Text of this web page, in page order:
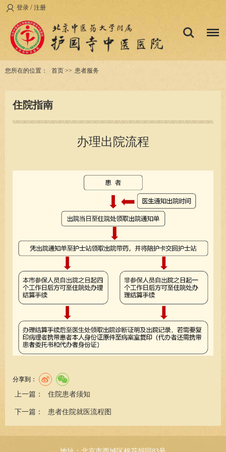
登录 / 注册
您所在的位置： 首页 >> 患者服务
住院指南
办理出院流程
分享到：
上一篇： 住院患者须知
下一篇： 患者住院就医流程图